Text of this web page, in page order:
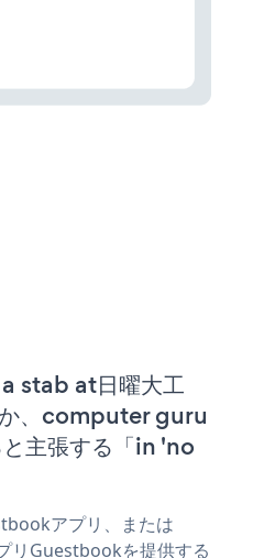
stab at日曜大工
、computer guru
主張する「in 'no
アプリ、または
リGuestbookを提供する